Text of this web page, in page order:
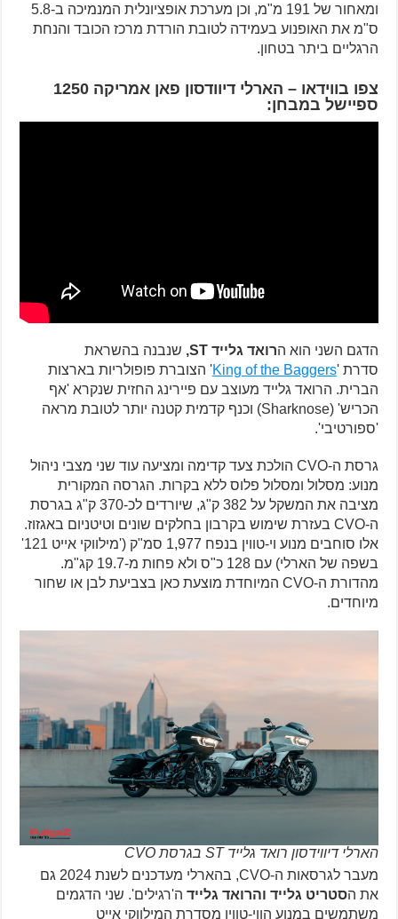
ומאחור של 191 מ"מ, וכן מערכת אופציונלית המנמיכה ב-5.8
ס"מ את האופנוע בעמידה לטובת הורדת מרכז הכובד והנחת
הרגליים ביתר בטחון.
צפו בווידאו – הארלי דיוודסון פאן אמריקה 1250
ספיישל במבחן:
הדגם השני הוא הרואד גלייד ST,
שנבנה בהשראת
סדרת 'King of the Baggers' הצוברת פופולריות בארצות
הברית. הרואד גלייד מעוצב עם פיירינג החזית שנקרא 'אף
הכריש' (Sharknose) וכנף קדמית קטנה יותר לטובת מראה
'ספורטיבי'.
גרסת ה-CVO הולכת צעד קדימה ומציעה עוד שני מצבי ניהול
מנוע: מסלול ומסלול פלוס ללא בקרות. הגרסה המקורית
מציבה את המשקל על 382 ק"ג, שיורדים לכ-370 ק"ג בגרסת
ה-CVO בעזרת שימוש בקרבון בחלקים שונים וטיטניום באגזוז.
אלו סוחבים מנוע וי-טווין בנפח 1,977 סמ"ק ('מילווקי אייט 121'
בשפה של הארלי) עם 128 כ"ס ולא פחות מ-19.7 קג"מ.
מהדורת ה-CVO המיוחדת מוצעת כאן בצביעת לבן או שחור
מיוחדים.
הארלי דיווידסון רואד גלייד ST בגרסת CVO
מעבר לגרסאות ה-CVO, בהארלי מעדכנים לשנת 2024 גם
את הסטריט גלייד והרואד גלייד ה'רגילים'. שני הדגמים
משתמשים במנוע הווי-טווין מסדרת המילווקי אייט